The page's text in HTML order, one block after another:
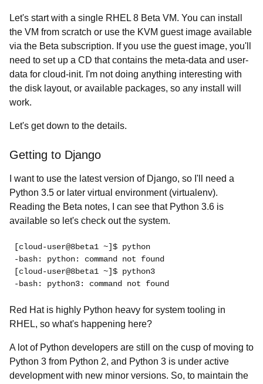
Let's start with a single RHEL 8 Beta VM. You can install
the VM from scratch or use the KVM guest image available
via the Beta subscription. If you use the guest image, you'll
need to set up a CD that contains the meta-data and user-
data for cloud-init. I'm not doing anything interesting with
the disk layout, or available packages, so any install will
work.
Let's get down to the details.
Getting to Django
I want to use the latest version of Django, so I'll need a
Python 3.5 or later virtual environment (virtualenv).
Reading the Beta notes, I can see that Python 3.6 is
available so let's check out the system.
[cloud-user@8beta1 ~]$ python
-bash: python: command not found
[cloud-user@8beta1 ~]$ python3
-bash: python3: command not found
Red Hat is highly Python heavy for system tooling in
RHEL, so what's happening here?
A lot of Python developers are still on the cusp of moving to
Python 3 from Python 2, and Python 3 is under active
development with new minor versions. So, to maintain the